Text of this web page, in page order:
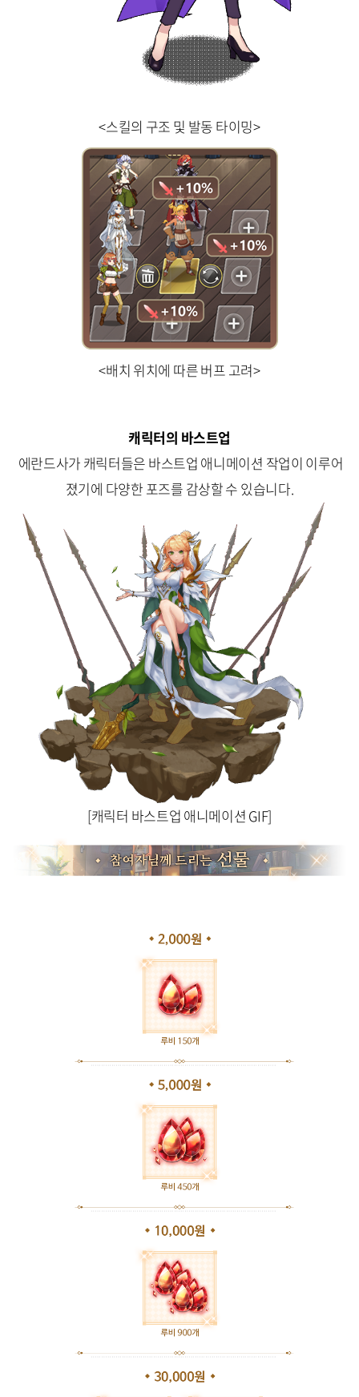
<스킬의 구조 및 발동 타이밍>
<배치 위치에 따른 버프 고려>
캐릭터의 바스트업
에란드사가 캐릭터들은 바스트업 애니메이션 작업이 이루어
졌기에 다양한 포즈를 감상할 수 있습니다.
[캐릭터 바스트업 애니메이션 GIF]